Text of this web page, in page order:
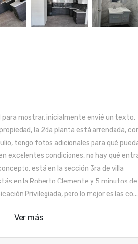
para mostrar, inicialmente envié un texto,
la 2da planta está arrendada,
tengo fotos adicionales para qué
excelentes condiciones, no hay qué
está en la sección 3ra de villa
en la Roberto Clemente y 5 minutos de
Privilegiada, pero lo mejor es las co...
Ver más